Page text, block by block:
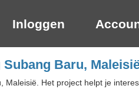
Inloggen
Baru,
Het project helpt je